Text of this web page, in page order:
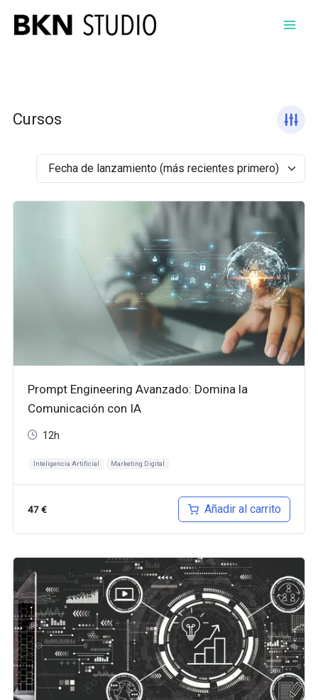
Cursos
Fecha de lanzamiento (más recientes primero)
Prompt Engineering Avanzado: Domina la
Comunicación con IA
12h
Inteligencia Artificial Marketing Digital
47€ Añadir al carrito